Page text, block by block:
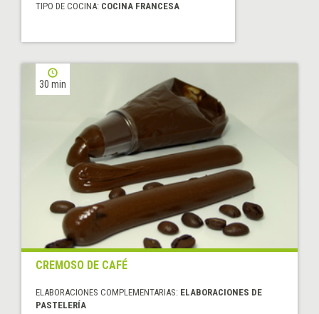
TIPO DE COCINA: COCINA FRANCESA
30 min
CREMOSO DE CAFÉ
ELABORACIONES COMPLEMENTARIAS: ELABORACIONES DE
PASTELERÍA